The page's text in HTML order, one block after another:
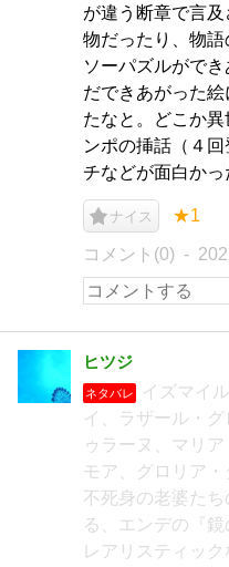
が違う断章で言
物だったり、物
ソーパズルがで
だできあがった
たなと。どこか
ンポの挿話（４
チなどが面白かっ
ナイス ★1
コメント(0)
ヒツジ
ネタバレ
イズマイ
イ、ラザール・
ゥラーヌ、マリ
モア、グロリア
不死身の老婆た
る、エンデの『
レアリスティッ